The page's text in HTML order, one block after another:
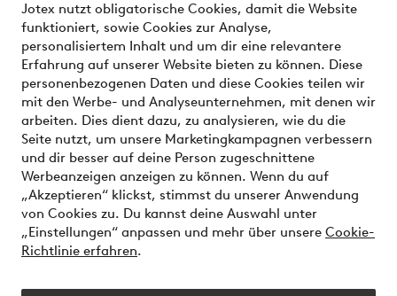
Jotex nutzt obligatorische Cookies, damit die Website
funktioniert, sowie Cookies zur Analyse,
personalisiertem Inhalt und um dir eine relevantere
Erfahrung auf unserer Website bieten zu können. Diese
personenbezogenen Daten und diese Cookies teilen wir
mit den Werbe- und Analyseunternehmen, mit denen wir
arbeiten. Dies dient dazu, zu analysieren, wie du die
Seite nutzt, um unsere Marketingkampagnen verbessern
und dir besser auf deine Person zugeschnittene
Werbeanzeigen anzeigen zu können. Wenn du auf
„Akzeptieren“ klickst, stimmst du unserer Anwendung
von Cookies zu. Du kannst deine Auswahl unter
„Einstellungen“ anpassen und mehr über unsere Cookie-
Richtlinie erfahren.
Bedingungen
Sichere Zahlungen - Jetzt bezahlen oder aufteilen
Möchtest du mehr über unsere
Zahlungsmöglichkeitenerfahren?